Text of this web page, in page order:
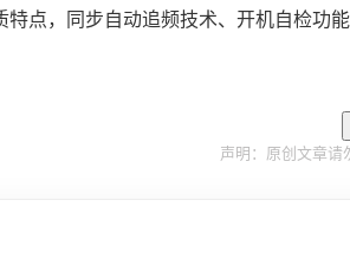
特点，同步自动追频技术、开机自检功
声明：原创文章请